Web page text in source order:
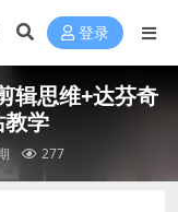
登录
辑思维+达芬奇
学
277